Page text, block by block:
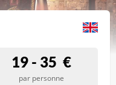
19 - 35 €
par personne